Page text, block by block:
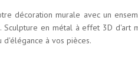
décoration murale avec un
Sculpture en métal à effet 3D d'art
d'élégance à vos pièces.